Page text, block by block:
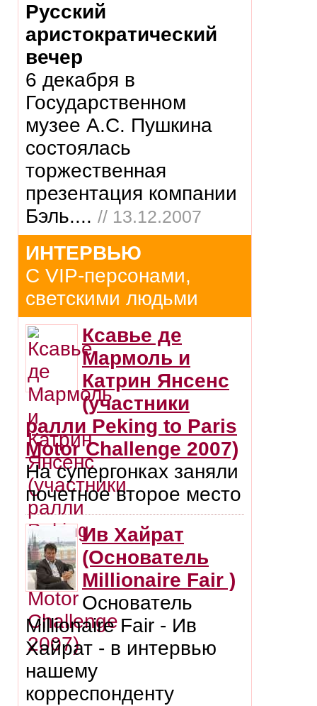
Русский
аристократический
вечер
6 декабря в
Государственном
музее А.С. Пушкина
состоялась
торжественная
презентация компании
Бэль.... // 13.12.2007
ИНТЕРВЬЮ
С VIP-персонами,
светскими людьми
Ксавье де
Мармоль и
Катрин Янсенс
(участники
ралли Peking to Paris
Motor Challenge 2007)
На супергонках заняли
почетное второе место
Ив Хайрат
(Основатель
Millionaire Fair )
Основатель
Millionaire Fair - Ив
Хайрат - в интервью
нашему
корреспонденту